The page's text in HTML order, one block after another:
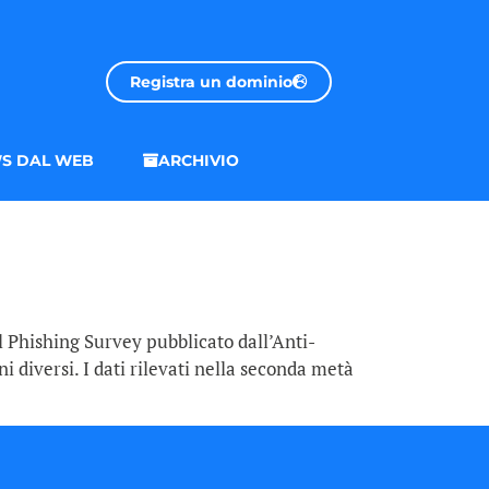
Registra un dominio
DAL WEB ARCHIVIO
Survey pubblicato dall’Anti-
diversi. I dati rilevati nella seconda metà